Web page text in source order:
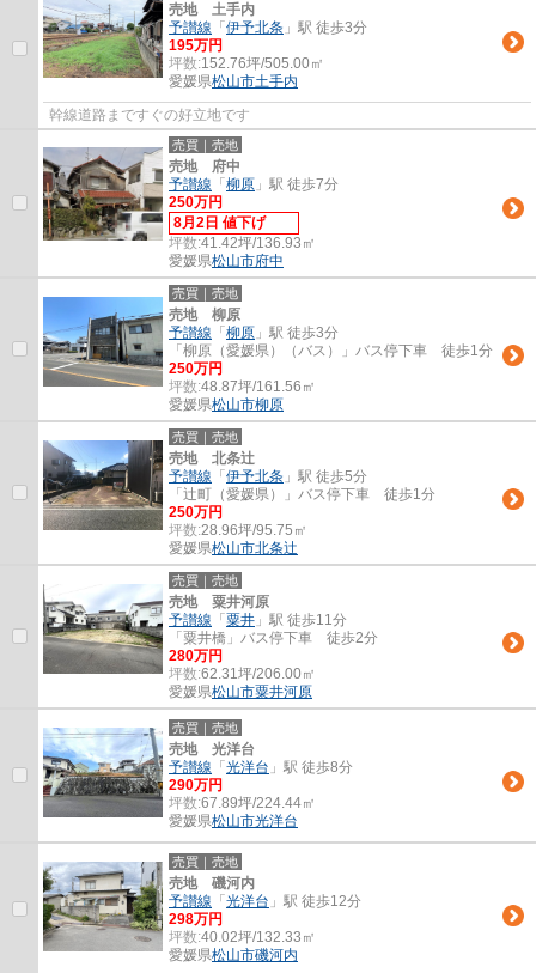
売地 土手内
予讃線 「 伊予北条 」駅 徒歩3分
195万円
坪数:152.76坪/505.00㎡
愛媛県松山市土手内
幹線道路まですぐの好立地です
売買｜売地
売地 府中
予讃線 「 柳原 」駅 徒歩7分
250万円
8月2日 値下げ
坪数:41.42坪/136.93㎡
愛媛県松山市府中
売買｜売地
売地 柳原
予讃線 「 柳原 」駅 徒歩3分
「柳原（愛媛県）（バス）」バス停下車 徒歩1分
250万円
坪数:48.87坪/161.56㎡
愛媛県松山市柳原
売買｜売地
売地 北条辻
予讃線 「 伊予北条 」駅 徒歩5分
「辻町（愛媛県）」バス停下車 徒歩1分
250万円
坪数:28.96坪/95.75㎡
愛媛県松山市北条辻
売買｜売地
売地 粟井河原
予讃線 「 粟井 」駅 徒歩11分
「粟井橋」バス停下車 徒歩2分
280万円
坪数:62.31坪/206.00㎡
愛媛県松山市粟井河原
売買｜売地
売地 光洋台
予讃線 「 光洋台 」駅 徒歩8分
290万円
坪数:67.89坪/224.44㎡
愛媛県松山市光洋台
売買｜売地
売地 磯河内
予讃線 「 光洋台 」駅 徒歩12分
298万円
坪数:40.02坪/132.33㎡
愛媛県松山市磯河内